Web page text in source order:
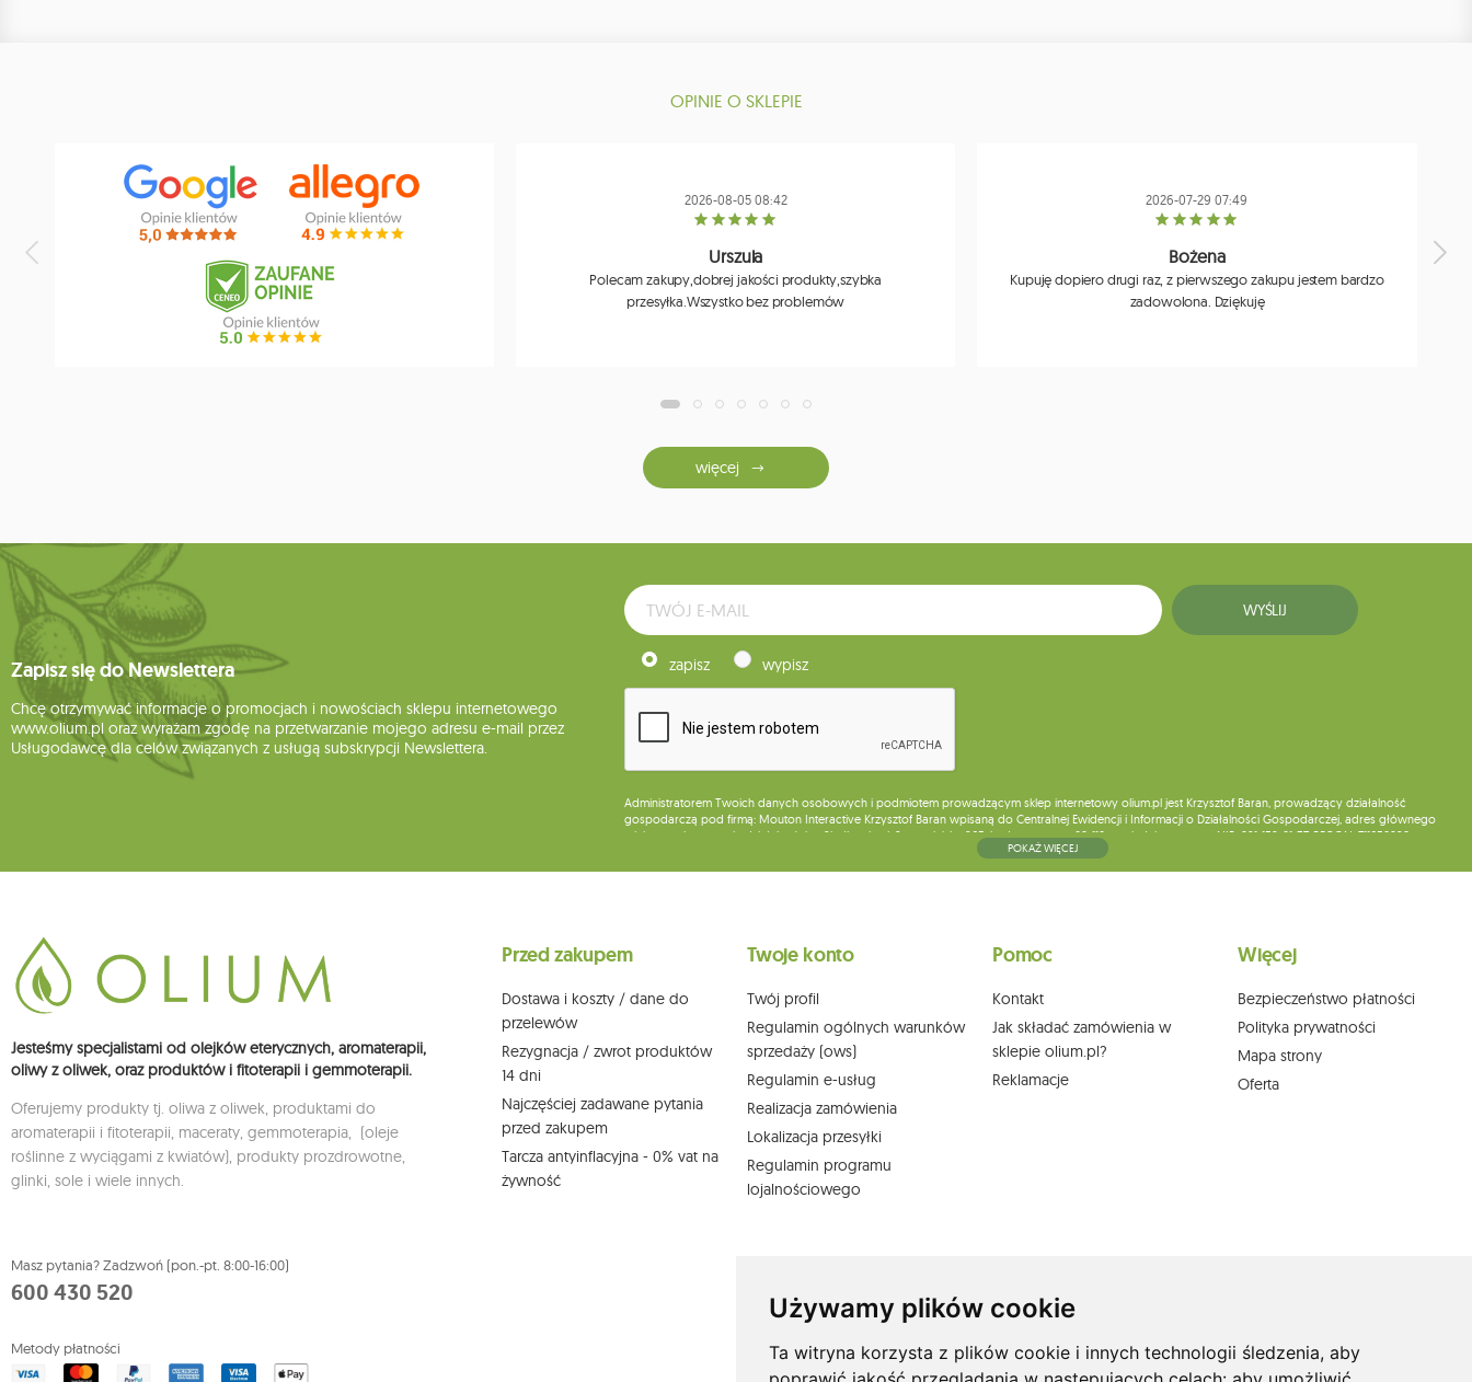
Używamy plików cookie
Ta witryna korzysta z plików cookie i innych technologii śledzenia, aby
OPINIE O SKLEPIE
2026-08-05 08:42
Urszula
Polecam zakupy,dobrej jakości produkty,szybka
przesyłka.Wszystko bez problemów
2026-07-29 07:49
Bożena
Kupuję dopiero drugi raz, z pierwszego zakupu jestem bardzo
zadowolona. Dziękuję
więcej
Zapisz się do Newslettera
Chcę otrzymywać informacje o promocjach i nowościach sklepu internetowego
www.olium.pl oraz wyrażam zgodę na przetwarzanie mojego adresu e-mail przez
Usługodawcę dla celów związanych z usługą subskrypcji Newslettera.
WYŚLIJ
zapisz wypisz
Administratorem Twoich danych osobowych i podmiotem prowadzącym sklep internetowy olium.pl jest Krzysztof Baran, prowadzący działalność
gospodarczą pod firmą: Mouton Interactive Krzysztof Baran wpisaną do Centralnej Ewidencji i Informacji o Działalności Gospodarczej, adres głównego
miejsca wykonywania działalności w Siedlcach, ul. Starowiejska 265, kod pocztowy: 08-110, posiadający numer NIP: 821-152-01-37, REGON: 711650928 .
Dane będą przetwarzane w celu wysyłki newslettera i przechowywane do chwili rezygnacji z subskrypcji.
działem obsługi klienta Mouton Interactive pod adresem e-mail lub pisemnie na adres siedziby.
POKAŻ WIĘCEJ
Jesteśmy specjalistami od olejków eterycznych, aromaterapii,
oliwy z oliwek, oraz produktów i fitoterapii i gemmoterapii.
Oferujemy produkty tj. oliwa z oliwek, produktami do
aromaterapii i fitoterapii, maceraty, gemmoterapia, (oleje
roślinne z wyciągami z kwiatów), produkty prozdrowotne,
glinki, sole i wiele innych.
Masz pytania? Zadzwoń (pon.-pt. 8:00-16:00)
600 430 520
Metody płatności
Przed zakupem
Dostawa i koszty / dane do
przelewów
Rezygnacja / zwrot produktów
14 dni
Najczęściej zadawane pytania
przed zakupem
Tarcza antyinflacyjna - 0% vat na
żywność
Twoje konto
Twój profil
Regulamin ogólnych warunków
sprzedaży (ows)
Regulamin e-usług
Realizacja zamówienia
Lokalizacja przesyłki
Regulamin programu
lojalnościowego
Pomoc
Kontakt
Jak składać zamówienia w
sklepie olium.pl?
Reklamacje
Więcej
Bezpieczeństwo płatności
Polityka prywatności
Mapa strony
Oferta